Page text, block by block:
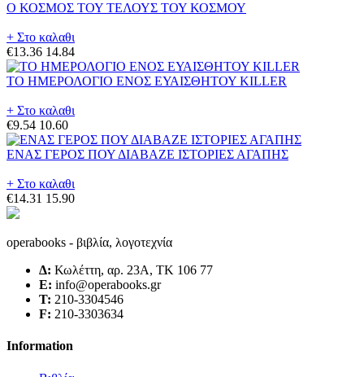
Ο ΚΟΣΜΟΣ ΤΟΥ ΤΕΛΟΥΣ ΤΟΥ ΚΟΣΜΟΥ
+ Στο καλαθι
€13.36 14.84
ΤΟ ΗΜΕΡΟΛΟΓΙΟ ΕΝΟΣ ΕΥΑΙΣΘΗΤΟΥ KILLER
+ Στο καλαθι
€9.54 10.60
ΕΝΑΣ ΓΕΡΟΣ ΠΟΥ ΔΙΑΒΑΖΕ ΙΣΤΟΡΙΕΣ ΑΓΑΠΗΣ
+ Στο καλαθι
€14.31 15.90
operabooks - βιβλία, λογοτεχνία
Δ: Κωλέττη, αρ. 23Α, ΤΚ 106 77
E: info@operabooks.gr
Τ: 210-3304546
F: 210-3303634
Information